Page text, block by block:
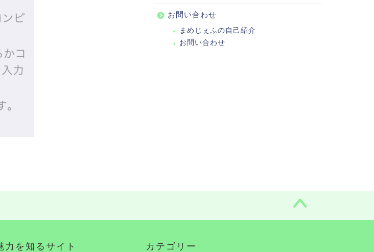
お問い合わせ
まめじぇふの自己紹介
お問い合わせ
力を知るサイト カテゴリー